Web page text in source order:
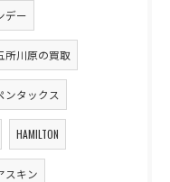
デー
所川原の買取
ンタックス
HAMILTON
スキン